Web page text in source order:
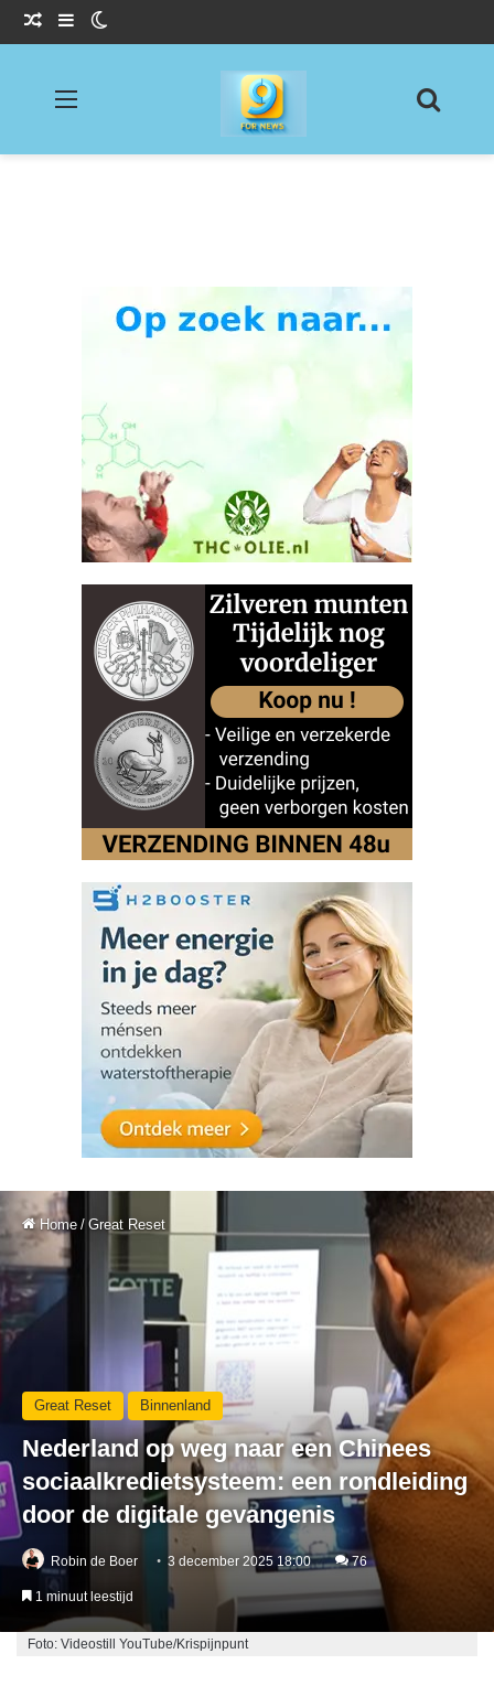
Willekeurig Artikel
Sidebar
Home / Great Reset
Great Reset Binnenland
Nederland op weg naar een Chinees
sociaalkredietsysteem: een rondleiding
door de digitale gevangenis
Robin de Boer 3 december 2025 18:00 76
1 minuut leestijd
Foto: Videostill YouTube/Krispijnpunt